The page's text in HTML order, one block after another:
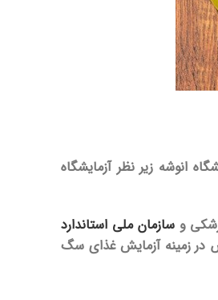
انوشه زیر نظر آزمایشگاه
وسازمان ملی استاندارد
در زمینه آزمایش غذای سگ